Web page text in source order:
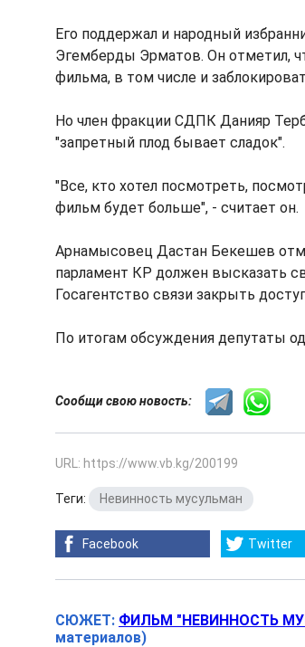
Его поддержал и народный
Эгемберды Эрматов. Он отметил,
фильма, в том числе и
Но член фракции СДПК Данияр
"запретный плод бывает сладок".
"Все, кто хотел посмотреть,
фильм будет больше", - считает он.
Арнамысовец Дастан Бекешев
парламент КР должен высказать
Госагентство связи закрыть
По итогам обсуждения депутаты
Сообщи свою новость:
URL: https://www.vb.kg/200199
Теги: Невинность мусульман
Facebook Twitter
СЮЖЕТ: ФИЛЬМ "НЕВИННОСТЬ
материалов)